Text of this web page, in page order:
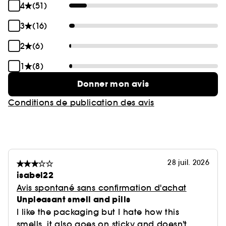
4
(51)
3
(16)
2
(6)
1
(8)
Donner mon avis
Conditions de publication des avis
28 juil. 2026
isabel22
Avis spontané sans confirmation d'achat
Unpleasant smell and pills
I like the packaging but I hate how this
smells, it also goes on sticky and doesn't